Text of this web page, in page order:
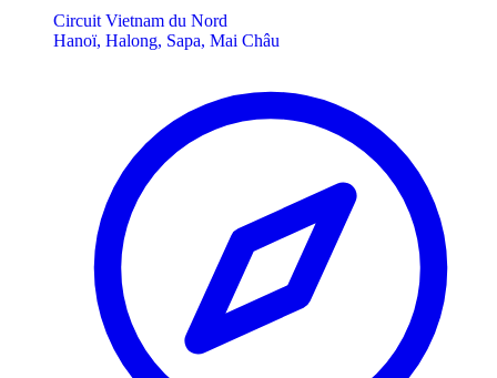
Circuit Vietnam du Nord
Hanoï, Halong, Sapa, Mai Châu